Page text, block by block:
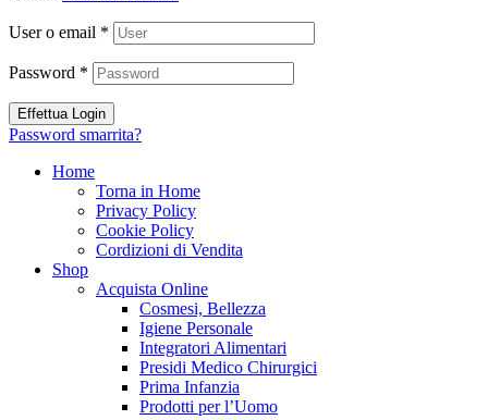
User o email *
Password *
Effettua Login
Password smarrita?
Home
Torna in Home
Privacy Policy
Cookie Policy
Cordizioni di Vendita
Shop
Acquista Online
Cosmesi, Bellezza
Igiene Personale
Integratori Alimentari
Presidi Medico Chirurgici
Prima Infanzia
Prodotti per l’Uomo